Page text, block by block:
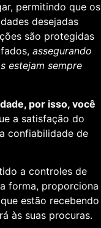
permitindo que os
desejadas
são protegidas
assegurando
estejam sempre
por isso, você
a satisfação do
confiabilidade de
a controles de
forma, proporciona
estão recebendo
às suas procuras.